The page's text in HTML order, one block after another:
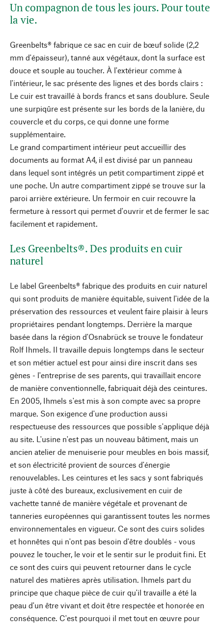
Un compagnon de tous les jours. Pour toute
la vie.
Greenbelts® fabrique ce sac en cuir de bœuf solide (2,2
mm d'épaisseur), tanné aux végétaux, dont la surface est
douce et souple au toucher. À l'extérieur comme à
l'intérieur, le sac présente des lignes et des bords clairs :
Le cuir est travaillé à bords francs et sans doublure. Seule
une surpiqûre est présente sur les bords de la lanière, du
couvercle et du corps, ce qui donne une forme
supplémentaire.
Le grand compartiment intérieur peut accueillir des
documents au format A4, il est divisé par un panneau
dans lequel sont intégrés un petit compartiment zippé et
une poche. Un autre compartiment zippé se trouve sur la
paroi arrière extérieure. Un fermoir en cuir recouvre la
fermeture à ressort qui permet d'ouvrir et de fermer le sac
facilement et rapidement.
Les Greenbelts®. Des produits en cuir
naturel
Le label Greenbelts® fabrique des produits en cuir naturel
qui sont produits de manière équitable, suivent l'idée de la
préservation des ressources et veulent faire plaisir à leurs
propriétaires pendant longtemps. Derrière la marque
basée dans la région d'Osnabrück se trouve le fondateur
Rolf Ihmels. Il travaille depuis longtemps dans le secteur
et son métier actuel est pour ainsi dire inscrit dans ses
gènes - l'entreprise de ses parents, qui travaillait encore
de manière conventionnelle, fabriquait déjà des ceintures.
En 2005, Ihmels s'est mis à son compte avec sa propre
marque. Son exigence d'une production aussi
respectueuse des ressources que possible s'applique déjà
au site. L'usine n'est pas un nouveau bâtiment, mais un
ancien atelier de menuiserie pour meubles en bois massif,
et son électricité provient de sources d'énergie
renouvelables. Les ceintures et les sacs y sont fabriqués
juste à côté des bureaux, exclusivement en cuir de
vachette tanné de manière végétale et provenant de
tanneries européennes qui garantissent toutes les normes
environnementales en vigueur. Ce sont des cuirs solides
et honnêtes qui n'ont pas besoin d'être doublés - vous
pouvez le toucher, le voir et le sentir sur le produit fini. Et
ce sont des cuirs qui peuvent retourner dans le cycle
naturel des matières après utilisation. Ihmels part du
principe que chaque pièce de cuir qu'il travaille a été la
peau d'un être vivant et doit être respectée et honorée en
conséquence. C'est pourquoi il met tout en œuvre pour